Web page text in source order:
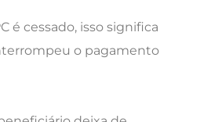
é cessado, isso significa
o pagamento